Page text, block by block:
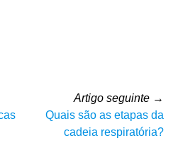
Artigo seguinte →
Quais são as etapas da
cadeia respiratória?